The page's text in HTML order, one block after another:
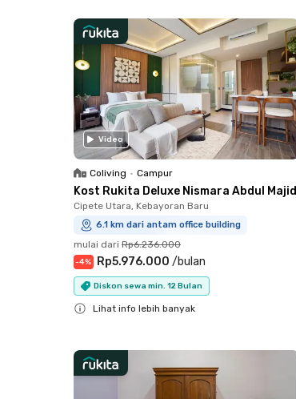
Video
Coliving • Campur
Kost Rukita Deluxe Nismara Abdul Majid
Cipete Utara, Kebayoran Baru
6.1 km dari antam office building
mulai dari Rp6.236.000
-4% Rp5.976.000 /bulan
Diskon sewa min. 12 Bulan
Lihat info lebih banyak